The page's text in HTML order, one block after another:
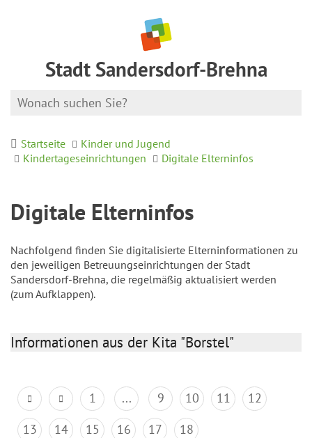
Stadt Sandersdorf-Brehna
Startseite
Kinder und Jugend
Kindertageseinrichtungen
Digitale Elterninfos
Digitale Elterninfos
Nachfolgend finden Sie digitalisierte Elterninformationen zu
den jeweiligen Betreuungseinrichtungen der Stadt
Sandersdorf-Brehna, die regelmäßig aktualisiert werden
(zum Aufklappen).
Informationen aus der Kita "Borstel"
1 ... 9 10 11
12
13
14 15 16 17 18